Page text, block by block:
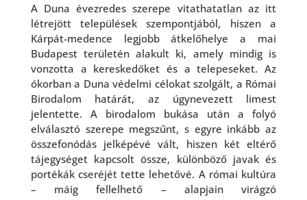
A Duna évezredes szerepe vitathatatlan az itt
létrejött települések szempontjából, hiszen a
Kárpát-medence legjobb átkelőhelye a mai
Budapest területén alakult ki, amely mindig is
vonzotta a kereskedőket és a telepeseket. Az
ókorban a Duna védelmi célokat szolgált, a Római
Birodalom határát, az úgynevezett limest
jelentette. A birodalom bukása után a folyó
elválasztó szerepe megszűnt, s egyre inkább az
összefonódás jelképévé vált, hiszen két eltérő
tájegységet kapcsolt össze, különböző javak és
portékák cseréjét tette lehetővé. A római kultúra
– máig fellelhető – alapjain virágzó